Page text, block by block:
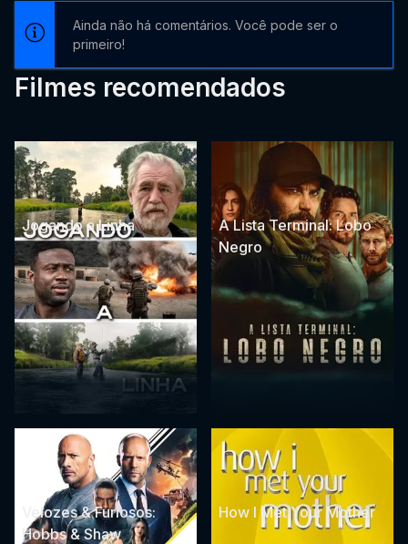
Ainda não há comentários. Você pode ser o
primeiro!
Filmes recomendados
Jogando a Linha
A Lista Terminal: Lobo
Negro
Velozes & Furiosos:
Hobbs & Shaw
How I Met Your Mother